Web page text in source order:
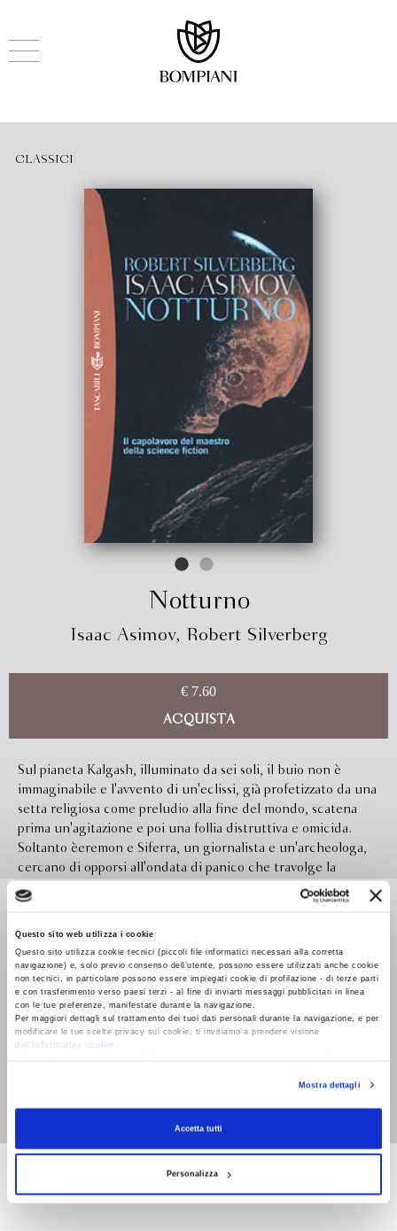
Questo sito web utilizza i cookie
Questo sito utilizza cookie tecnici (piccoli file informatici necessari alla corretta
navigazione) e, solo previo consenso dell’utente, possono essere utilizzati anche cookie
non tecnici, in particolare possono essere impiegati cookie di profilazione - di terze parti
e con trasferimento verso paesi terzi - al fine di inviarti messaggi pubblicitari in linea
con le tue preferenze, manifestate durante la navigazione.
Per maggiori dettagli sul trattamento dei tuoi dati personali durante la navigazione, e per
modificare le tue scelte privacy sui cookie, ti invitiamo a prendere visione
dell’
informativa cookie
RevocaMostra dettagli
Accetta tutti
Personalizza
CLASSICI
Notturno
Isaac Asimov, Robert Silverberg
€ 7.60
ACQUISTA
Sul pianeta Kalgash, illuminato da sei soli, il buio non è
immaginabile e l'avvento di un'eclissi, già profetizzato da una
setta religiosa come preludio alla fine del mondo, scatena
prima un'agitazione e poi una follia distruttiva e omicida.
Soltanto èeremon e Siferra, un giornalista e un'archeologa,
cercano di opporsi all'ondata di panico che travolge la
popolazione e di riportare l'ordine sul pianeta di Kalgash. Un
romanzo di fantascienza che gioca con abilità su una delle
Formato 125.0 x 192.0
Legatura
Pagine
Isaac Asimov